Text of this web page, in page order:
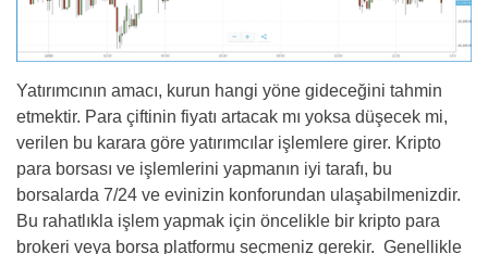
Yatırımcının amacı, kurun hangi yöne gideceğini tahmin
etmektir. Para çiftinin fiyatı artacak mı yoksa düşecek mi,
verilen bu karara göre yatırımcılar işlemlere girer. Kripto
para borsası ve işlemlerini yapmanın iyi tarafı, bu
borsalarda 7/24 ve evinizin konforundan ulaşabilmenizdir.
Bu rahatlıkla işlem yapmak için öncelikle bir kripto para
brokeri veya borsa platformu seçmeniz gerekir. Genellikle